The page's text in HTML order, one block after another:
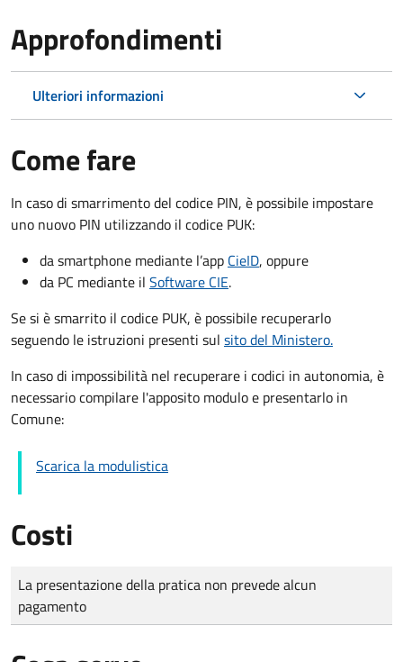
Approfondimenti
Ulteriori informazioni
Come fare
In caso di smarrimento del codice PIN, è possibile impostare
uno nuovo PIN utilizzando il codice PUK:
da smartphone mediante l’app CieID, oppure
da PC mediante il Software CIE.
Se si è smarrito il codice PUK, è possibile recuperarlo
seguendo le istruzioni presenti sul sito del Ministero.
In caso di impossibilità nel recuperare i codici in autonomia, è
necessario compilare l'apposito modulo e presentarlo in
Comune:
Scarica la modulistica
Costi
Tipo di pagamento
Importo
La presentazione della pratica non prevede alcun
pagamento